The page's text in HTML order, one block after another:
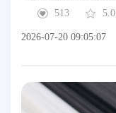
513
5.0
2026-07-20 09:05:07